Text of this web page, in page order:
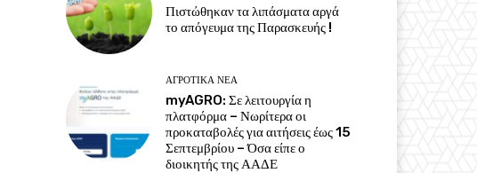
Πιστώθηκαν τα λιπάσματα αργά
το απόγευμα της Παρασκευής !
ΑΓΡΟΤΙΚΆ ΝΈΑ
myAGRO: Σε λειτουργία η
πλατφόρμα – Νωρίτερα οι
προκαταβολές για αιτήσεις έως 15
Σεπτεμβρίου – Όσα είπε ο
διοικητής της ΑΑΔΕ